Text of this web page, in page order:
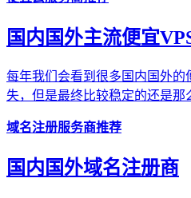
国内国外主流便宜
每年我们会看到很多国内国外的
失，但是最终比较稳定的还是那
域名注册服务商推荐
国内国外域名注册商